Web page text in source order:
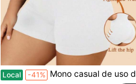
Local -41% Mono casual de uso diario de unicolor para mujer de talla grande Snug Zone